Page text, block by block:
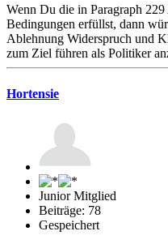
Wenn Du die in Paragraph
Bedingungen erfüllst, dann
Ablehnung Widerspruch und
zum Ziel führen als Politiker
Hortensie
Junior Mitglied
Beiträge: 78
Gespeichert